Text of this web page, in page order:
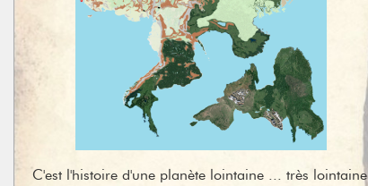
C'est l'histoire d'une planète lointaine ... très lointaine